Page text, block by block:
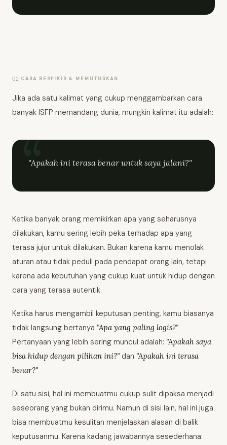
02 CARA BERPIKIR & MEMUTUSKAN
Jika ada satu kalimat yang cukup menggambarkan cara
banyak ISFP memandang dunia, mungkin kalimat itu adalah:
"Apakah ini terasa benar untuk saya jalani?"
Ketika banyak orang memikirkan apa yang seharusnya
dilakukan, kamu sering lebih peka terhadap apa yang
terasa jujur untuk dilakukan. Bukan karena kamu menolak
aturan atau tidak peduli pada pendapat orang lain, tetapi
karena ada kebutuhan yang cukup kuat untuk hidup dengan
cara yang terasa autentik.
Ketika harus mengambil keputusan penting, kamu biasanya
tidak langsung bertanya "Apa yang paling logis?"
Pertanyaan yang lebih sering muncul adalah: "Apakah saya
bisa hidup dengan pilihan ini?" dan "Apakah ini terasa
benar?"
Di satu sisi, hal ini membuatmu cukup sulit dipaksa menjadi
seseorang yang bukan dirimu. Namun di sisi lain, hal ini juga
bisa membuatmu kesulitan menjelaskan alasan di balik
keputusanmu. Karena kadang jawabannya sesederhana: